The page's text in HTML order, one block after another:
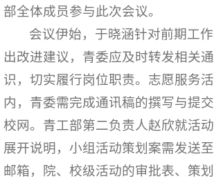
部全体成员参与此次会议。
会议伊始，于晓涵针对前期工
出改进建议，青委应及时转发相关
识，切实履行岗位职责。志愿服务
内，青委需完成通讯稿的撰写与提
校网。青工部第二负责人赵欣就活
展开说明，小组活动策划案需发送
邮箱，院、校级活动的审批表、策